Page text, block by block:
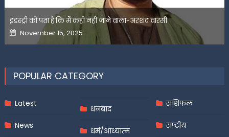
इंडस्ट्री को पता है कि मैं कहीं नहीं जाने वाला-अरशद वारसी
Posted
on
November 15, 2025
POPULAR CATEGORY
Latest
News
धनबाद
धर्म/आध्यात्म
राशिफल
राष्ट्रीय